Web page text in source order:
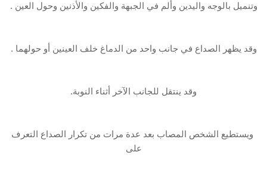
وتنميل بالوجه واليدين وألم في الجبهة‎ ‎والفكين والأذنين وحول العين .
وقد يظهر ‏الصداع في جانب واحد من الدماغ‎ ‎خلف العينين أو حولهما .
وقد ينتقل للجانب الآخر أثناء النوبة.
‏ ويستطيع الشخص المصاب بعد عدة مرات من تكرار الصداع التعرف
على